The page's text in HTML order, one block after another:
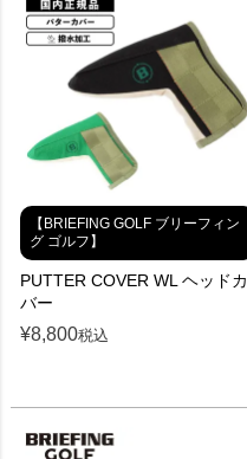
【BRIEFING GOLF ブリーフィン
グ ゴルフ】
PUTTER COVER WL ヘッドカ
バー
¥8,800税込